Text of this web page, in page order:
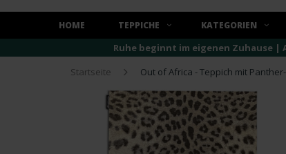
HOME TEPPICHE KATEGORIEN
Ruhe beginnt im eigenen Zuhause
Startseite
Out of Africa - Teppich mit